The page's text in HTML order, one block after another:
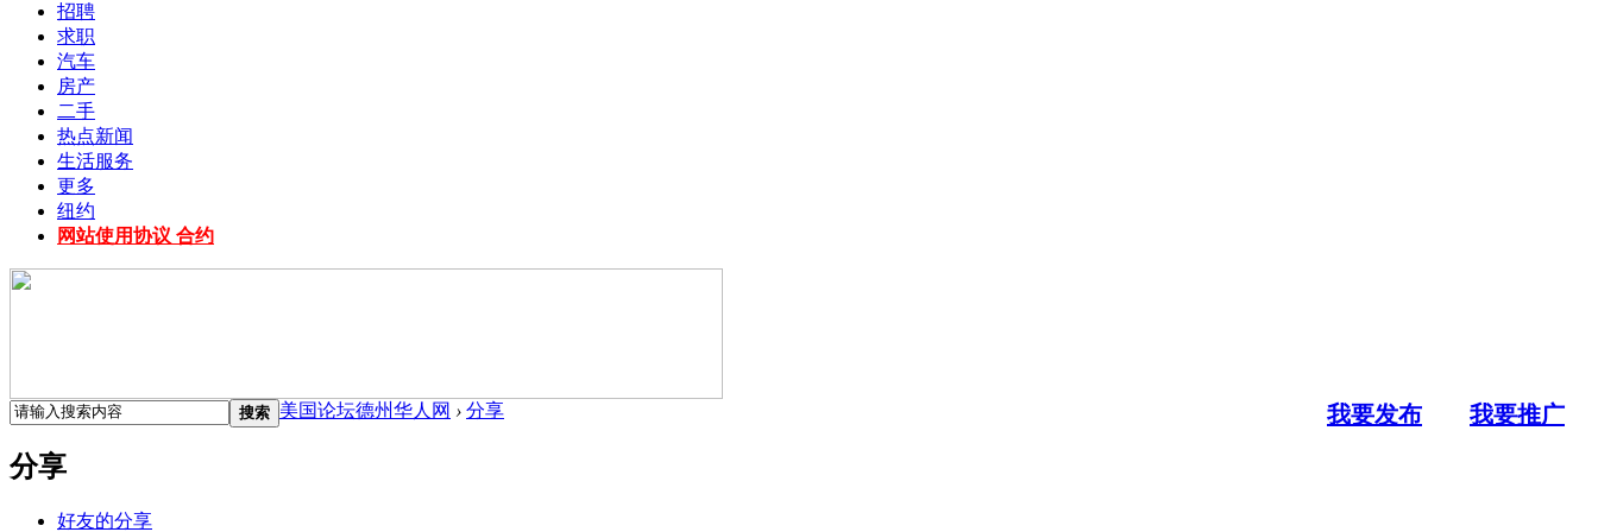
招聘
求职
汽车
房产
二手
热点新闻
生活服务
更多
纽约
网站使用协议 合约
搜索 我要发布 我要推广
美国论坛德州华人网 › 分享
分享
好友的分享